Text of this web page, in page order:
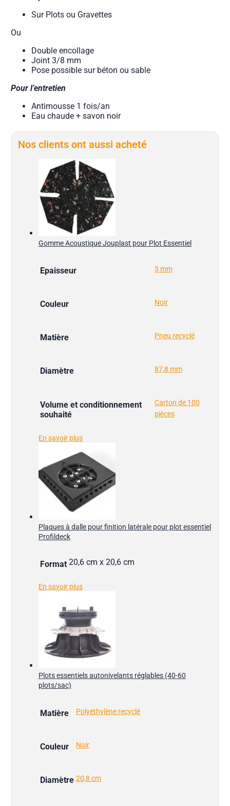
Sur Plots ou Gravettes
Ou
Double encollage
Joint 3/8 mm
Pose possible sur béton ou sable
Pour l’entretien
Antimousse 1 fois/an
Eau chaude + savon noir
Nos clients ont aussi acheté
Gomme Acoustique Jouplast pour Plot Essentiel
Epaisseur 3 mm
Couleur Noir
Matière Pneu recyclé
Diamètre 87,8 mm
Volume et conditionnement
souhaité
Carton de 100
pièces
En savoir plus
Plaques à dalle pour finition latérale pour plot essentiel
Profildeck
Format 20,6 cm x 20,6 cm
En savoir plus
Plots essentiels autonivelants réglables (40-60
plots/sac)
Matière Polyéthylène recyclé
Couleur Noir
Diamètre 20,8 cm